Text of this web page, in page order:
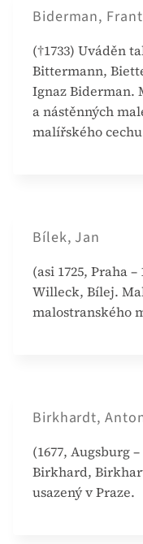
Biderman,
(†1733) Uváděn
Bittermann,
Ignaz Biderman.
a nástěnných
malířského
Bílek, Jan
(asi 1725, Praha
Willeck, Bílej.
malostranského
Birkhardt,
(1677, Augsburg
Birkhard,
usazený v Praze.